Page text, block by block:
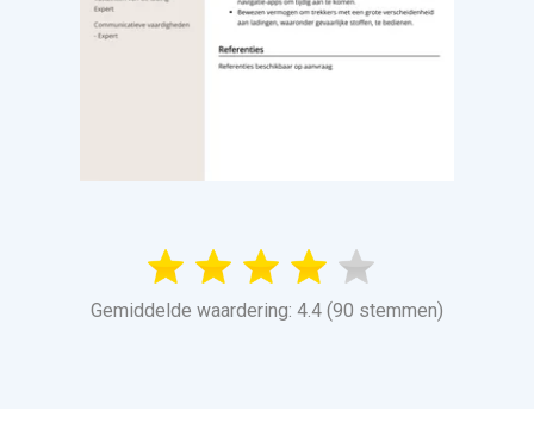
Gemiddelde waardering: 4.4 (90 stemmen)